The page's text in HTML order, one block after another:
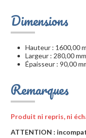
Dimensions
Hauteur : 1600,00
Largeur : 280,00 mm
Épaisseur : 90,00
Remarques
Produit ni repris, ni
ATTENTION :